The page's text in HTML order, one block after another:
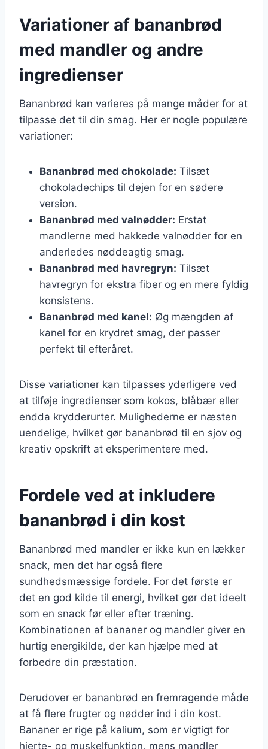
Variationer af bananbrød
med mandler og andre
ingredienser
Bananbrød kan varieres på mange måder for at
tilpasse det til din smag. Her er nogle populære
variationer:
Bananbrød med chokolade: Tilsæt
chokoladechips til dejen for en sødere
version.
Bananbrød med valnødder: Erstat
mandlerne med hakkede valnødder for en
anderledes nøddeagtig smag.
Bananbrød med havregryn: Tilsæt
havregryn for ekstra fiber og en mere fyldig
konsistens.
Bananbrød med kanel: Øg mængden af
kanel for en krydret smag, der passer
perfekt til efteråret.
Disse variationer kan tilpasses yderligere ved
at tilføje ingredienser som kokos, blåbær eller
endda krydderurter. Mulighederne er næsten
uendelige, hvilket gør bananbrød til en sjov og
kreativ opskrift at eksperimentere med.
Fordele ved at inkludere
bananbrød i din kost
Bananbrød med mandler er ikke kun en lækker
snack, men det har også flere
sundhedsmæssige fordele. For det første er
det en god kilde til energi, hvilket gør det ideelt
som en snack før eller efter træning.
Kombinationen af bananer og mandler giver en
hurtig energikilde, der kan hjælpe med at
forbedre din præstation.
Derudover er bananbrød en fremragende måde
at få flere frugter og nødder ind i din kost.
Bananer er rige på kalium, som er vigtigt for
hjerte- og muskelfunktion, mens mandler